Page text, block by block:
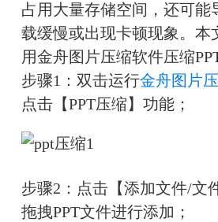
占用大量存储空间，还可能
载缓慢或出现卡顿现象。本
用金舟图片压缩软件压缩
步骤1：双击运行金舟图片
点击【PPT压缩】功能；
步骤2：点击【添加文件/文
拖拽PPT文件进行添加；